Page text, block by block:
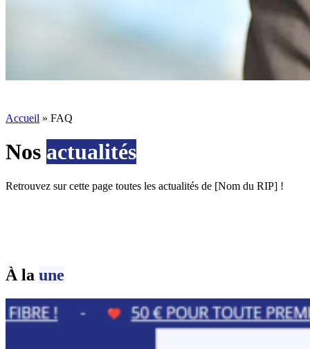
Accueil » FAQ
Nos actualités
Retrouvez sur cette page toutes les actualités de [Nom du RIP] !
À la une